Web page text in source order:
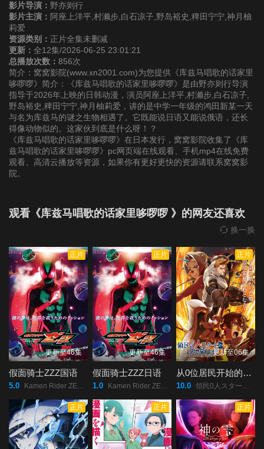
影片导演： 野亦则行
影片主演： 阿座上洋平,村濑步,白石凉子,野岛裕史,稗田宁宁,神月柚
莉爱
资源类别： 正片全集未删减
更新： 全12集/2026-06-25 23:01:21
总播放次数： 856次
简介：窝窝影院(www.xn2001.com)为您提供《库兹马唱歌的话家里
哆啰啰》简介：《库兹马唱歌的话家里哆啰啰》是由野亦则行导演
指导于2026年上映的日韩动漫，演员阿座上洋平,村濑步,白石凉子,
野岛裕史,稗田宁宁,神月柚莉爱，讲的是中学一年级的鸿田新某一天
与名为库兹马的谜之生物相遇了。它既能说日语又能说俄语，还长
得像动物似的。这家伙到底是什么呀！？
《库兹马唱歌的话家里哆啰啰》在日本发行，窝窝影院收集了《库
兹马唱歌的话家里哆啰啰》pc网页端在线观看、手机mp4在线免费
观看、高清云播放等资源，如果你有更好更快的资源请联系窝窝影
院。
观看《库兹马唱歌的话家里哆啰啰 》的网友还喜欢
换一换
正片
更新至46集
假面骑士ZZZ国语
5.0 Kamen Rider ZEZTZ/假面骑士Zeztz/假面骑士ZZZ/假面骑士ZEZTZ/仮面ライダーゼッツ/
正片
更新至46集
假面骑士ZZZ日语
1.0 Kamen Rider ZEZTZ/假面骑士Zeztz/假面骑士ZZZ/假面骑士ZEZTZ/仮面ライダーゼッツ/
正片
更新至06集
从0位居民开始的边境领主大人
10.0 領民0人スタートの辺境領主様/
正片 正片 正片